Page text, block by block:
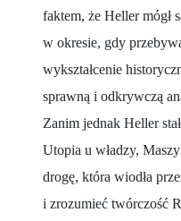
faktem, że Heller mógł
w okresie, gdy
wykształcenie
sprawną i odkrywczą
Zanim jednak Heller
Utopia u władzy,
drogę, która wiodła
i zrozumieć twórczość